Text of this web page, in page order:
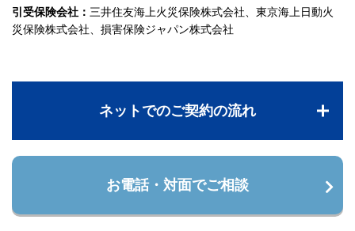
引受保険会社： 三井住友海上火災保険株式会社、東京海上日動火
災保険株式会社、損害保険ジャパン株式会社
ネットでのご契約の流れ
お電話・対面でご相談